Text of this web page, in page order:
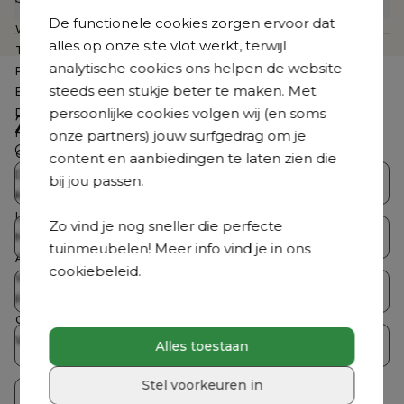
De functionele cookies zorgen ervoor dat
alles op onze site vlot werkt, terwijl
analytische cookies ons helpen de website
steeds een stukje beter te maken. Met
persoonlijke cookies volgen wij (en soms
onze partners) jouw surfgedrag om je
content en aanbiedingen te laten zien die
bij jou passen.
Zo vind je nog sneller die perfecte
tuinmeubelen! Meer info vind je in ons
cookiebeleid.
Alles toestaan
Stel voorkeuren in
Webartikelnummer
CB39878374
Te zien in de showroom
Nee
Product collectie
Orso
Breedte
65 cm
Diepte
52 cm
Hoogte
30 cm
Gemonteerd
Nee
Dikte zitkussen
Kussen(s) inbegrepen
Loungetafel inbegrepen
Merk
Bristol à la carte
Aantal personen
1 persoon
Wasbare hoes
Roestvrij frame
Coating
Weerbestendigheid tuinmeubel
Dit tuinmeubel is geschikt om in
de zomer buiten te laten staan,
maar het is raadzaam om het in
de winterperiode en bij langdurig
Zoek je iets anders?
Ontdek ons volledig aanbod
Bristol Collecties
Tuintafelsets